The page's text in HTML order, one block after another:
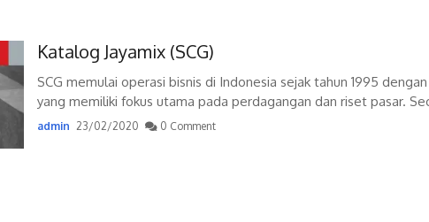
Katalog Jayamix (SCG)
SCG memulai operasi bisnis di Indonesia sejak tahun 1995
yang memiliki fokus utama pada perdagangan dan riset pasar.
admin 23/02/2020 0 Comment